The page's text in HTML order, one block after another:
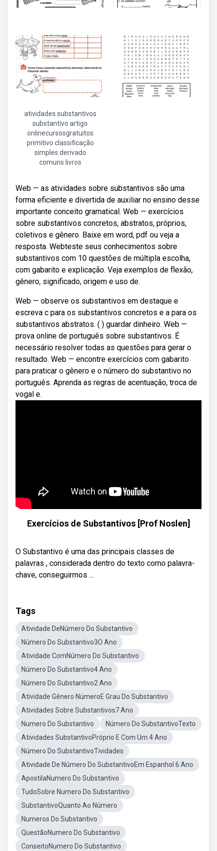
atividades substantivos
substantivo artigo
onlinecursosgratuitos
primitivo classificação
simples derivado
comuns livros
Web — as atividades sobre substantivos são uma
forma eficiente e divertida de auxiliar no ensino desse
importante conceito gramatical. Web — exercícios
sobre substantivos concretos, abstratos, próprios,
coletivos e gênero. Baixe em word, pdf ou veja a
resposta. Webteste seus conhecimentos sobre
substantivos com 10 questões de múltipla escolha,
com gabarito e explicação. Veja exemplos de flexão,
gênero, significado, origem e uso de.
Web — observe os substantivos em destaque e
escreva c para os substantivos concretos e a para os
substantivos abstratos. ( ) guardar dinheiro. Web —
prova online de português sobre substantivos. É
necessário resolver todas as questões para gerar o
resultado. Web — encontre exercícios com gabarito
para praticar o gênero e o número do substantivo no
português. Aprenda as regras de acentuação, troca de
vogal e.
Exercícios de Substantivos [Prof Noslen]
O Substantivo é uma das principais classes de
palavras , considerada dentro do texto como palavra-
chave, conseguirmos ...
Tags
Atividade DeNúmero Do Substantivo
Número Do Substantivo3O Ano
Atividade ComNúmero Do Substantivo
Número Do Substantivo4 Ano
Número Do Substantivo2 Ano
Atividade Gênero NúmeroE Grau Do Substantivo
Atividades Sobre Substantivos7 Ano
Numero Do Substantivo
Número Do SubstantivoTexto
Atividades SubstantivoPróprio E Com Um 4 Ano
Número Do SubstantivoTividades
Atividade De Número Do SubstantivoEm Espanhol 6 Ano
ApostilaNumero Do Substantivo
TudoSobre Numero Do Substantivo
SubstantivoQuanto Ao Número
Numeros Do Substantivo
QuestãoNumero Do Substantivo
ConseitoNumero Do Substantivo